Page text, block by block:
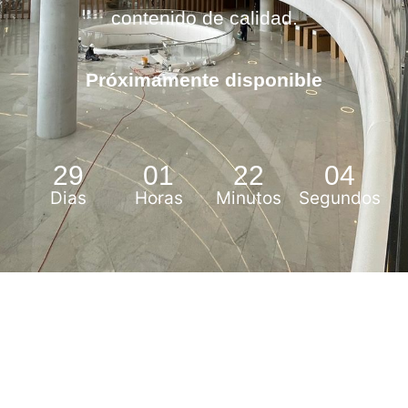
contenido de calidad.
Próximamente disponible
29
Dias
01
Horas
22
Minutos
04
Segundos